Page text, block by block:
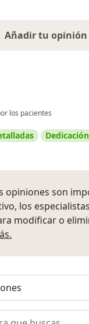
Añadir tu opinión
los pacientes
opiniones son
los
modificar o